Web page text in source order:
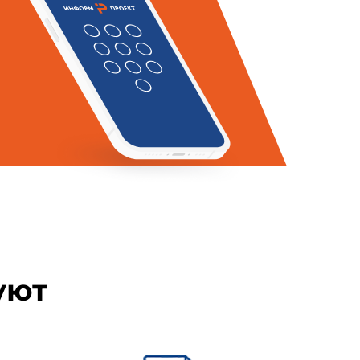
атомно-абсорбционной